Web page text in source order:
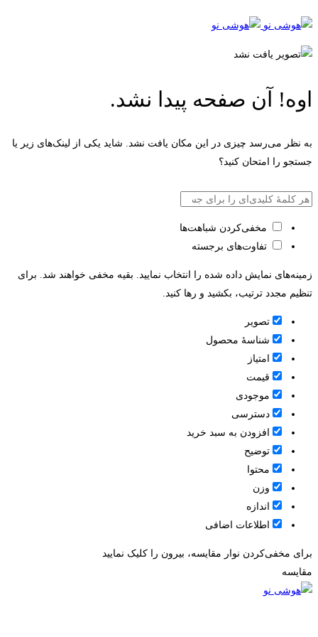
اوه! آن صفحه پیدا نشد.
به نظر می‌رسد چیزی در این مکان یافت نشد. شاید یکی از لینک‌های زیر یا
جستجو را امتحان کنید؟
مخفی‌کردن شباهت‌ها
تفاوت‌های برجسته
زمینه‌های نمایش داده شده را انتخاب نمایید. بقیه مخفی خواهند شد. برای
تنظیم مجدد ترتیب، بکشید و رها کنید.
تصویر
شناسۀ محصول
امتیاز
قيمت
موجودی
دسترسی
افزودن به سبد خرید
توضیح
محتوا
وزن
اندازه
اطلاعات اضافی
برای مخفی‌کردن نوار مقایسه، بیرون را کلیک نمایید
مقایسه